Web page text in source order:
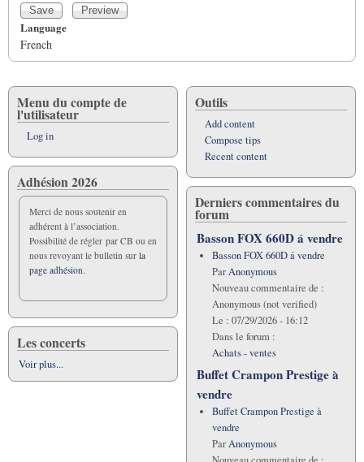
Language
French
Menu du compte de
l'utilisateur
Log in
Adhésion 2026
Merci de nous soutenir en
adhérent à l’association.
Possibilité de régler par CB ou en
nous revoyant le bulletin sur la
page adhésion.
Les concerts
Voir plus...
Outils
Add content
Compose tips
Recent content
Derniers commentaires du
forum
Basson FOX 660D á vendre
Basson FOX 660D á vendre
ParAnonymous
Nouveau commentaire de :
Anonymous (not verified)
Le : 07/29/2026 - 16:12
Dans le forum :
Achats - ventes
Buffet Crampon Prestige à
vendre
Buffet Crampon Prestige à
vendre
ParAnonymous